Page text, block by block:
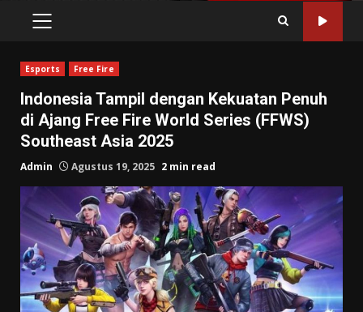
PRIMARY
Esports Free Fire
Indonesia Tampil dengan Kekuatan Penuh
di Ajang Free Fire World Series (FFWS)
Southeast Asia 2025
Admin Agustus 19, 2025 2 min read